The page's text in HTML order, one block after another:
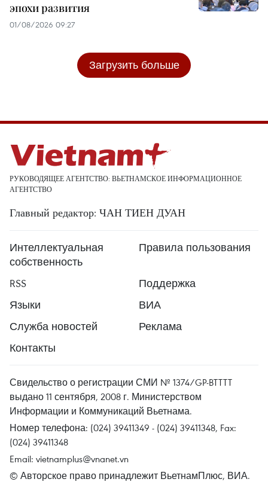
эпохи развития
01/08/2026 09:27
Загрузить больше
РУКОВОДЯЩЕЕ АГЕНТСТВО: ВЬЕТНАМСКОЕ ИНФОРМАЦИОННОЕ
АГЕНТСТВО
Главный редактор: ЧАН ТИЕН ДУАН
Интеллектуальная
собственность
Правила пользования
RSS
Поддержка
Языки
ВИА
Служба новостей
Реклама
Контакты
Свидельство о регистрации СМИ № 1374/GP-BTTTT
выдано 11 сентября, 2008 г. Министерством
Информации и Коммуникаций Вьетнама.
Номер телефона: (024) 39411349 - (024) 39411348, Fax:
(024) 39411348
Email: vietnamplus@vnanet.vn
© Авторское право принадлежит ВьетнамПлюс, ВИА.